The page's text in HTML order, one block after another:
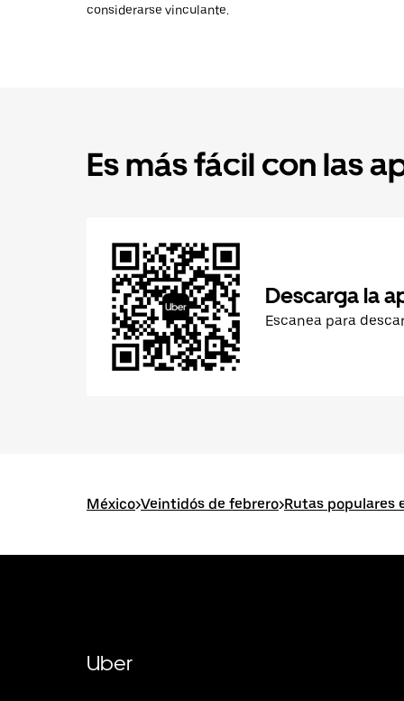
considerarse vinculante.
Es más fácil con las
Descarga la
Escanea para
México>Veintidós de febrero>Rutas populares
Uber